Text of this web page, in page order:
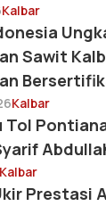
Kalbar
Sawit
Kalbar
Tol
Kalbar
Prestasi